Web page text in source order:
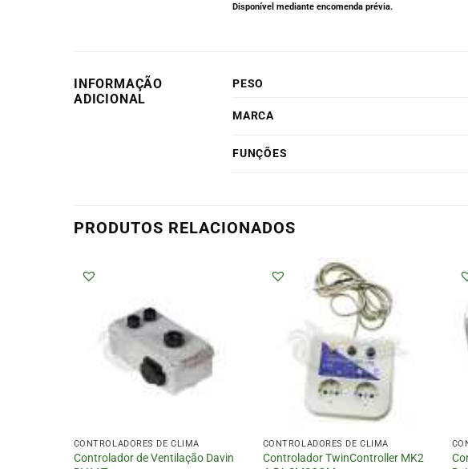
Disponível mediante encomenda prévia.
INFORMAÇÃO
ADICIONAL
PESO
MARCA
FUNÇÕES
PRODUTOS RELACIONADOS
CONTROLADORES DE CLIMA
Controlador de Ventilação Davin
CONTROLADORES DE CLIMA
Controlador TwinController MK2